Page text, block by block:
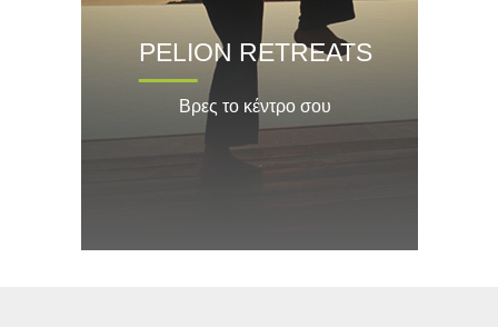
PELION RETREATS
Βρες το κέντρο σου